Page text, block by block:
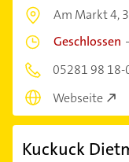
Am Markt 4,
Geschlossen
05281 98 18-
Webseite
Kuckuck